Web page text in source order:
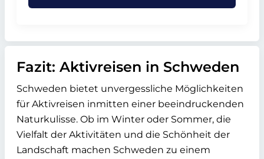
Fazit: Aktivreisen in Schweden
Schweden bietet unvergessliche Möglichkeiten
für Aktivreisen inmitten einer beeindruckenden
Naturkulisse. Ob im Winter oder Sommer, die
Vielfalt der Aktivitäten und die Schönheit der
Landschaft machen Schweden zu einem